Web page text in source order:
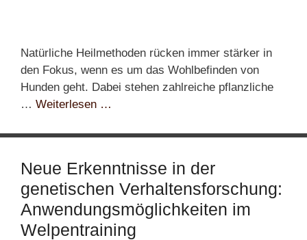
Natürliche Heilmethoden rücken immer stärker in
den Fokus, wenn es um das Wohlbefinden von
Hunden geht. Dabei stehen zahlreiche pflanzliche
… Weiterlesen …
Neue Erkenntnisse in der
genetischen Verhaltensforschung:
Anwendungsmöglichkeiten im
Welpentraining